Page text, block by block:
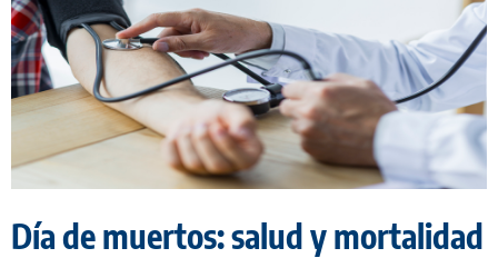
Día de muertos: salud y mortalidad